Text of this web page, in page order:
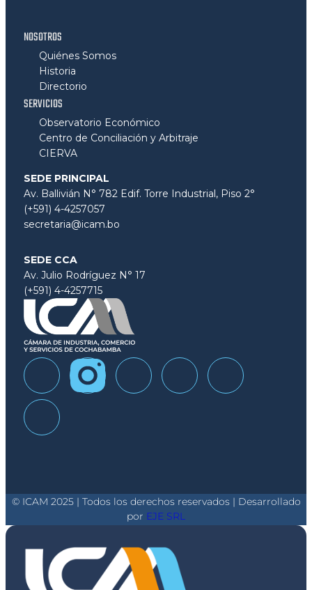
NOSOTROS
Quiénes Somos
Historia
Directorio
SERVICIOS
Observatorio Económico
Centro de Conciliación y Arbitraje
CIERVA
SEDE PRINCIPAL
Av. Ballivián N° 782 Edif. Torre Industrial, Piso 2°
(+591) 4-4257057
secretaria@icam.bo
SEDE CCA
Av. Julio Rodríguez N° 17
(+591) 4-4257715
© ICAM 2025 | Todos los derechos reservados | Desarrollado
por EJE SRL